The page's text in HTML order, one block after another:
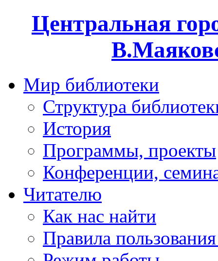
Центральная
Мир библиотеки
Структура
История
Программы, проекты
Конференции,
Читателю
Как нас найти
Правила